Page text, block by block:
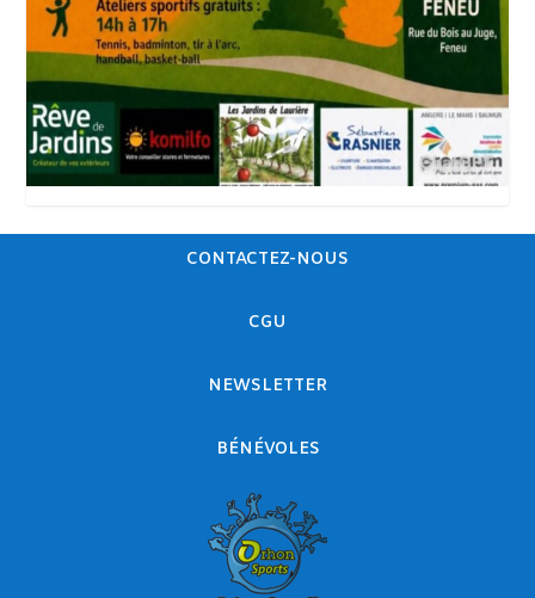
CONTACTEZ-NOUS
CGU
NEWSLETTER
BÉNÉVOLES